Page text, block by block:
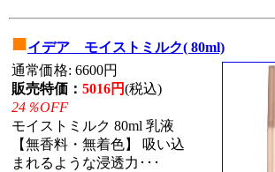
■イデア モイストミルク( 80ml)
通常価格: 6600円
販売特価： 5016円(税込)
24％OFF
モイストミルク 80ml 乳液
【無香料・無着色】 吸い込
まれるような浸透力･･･